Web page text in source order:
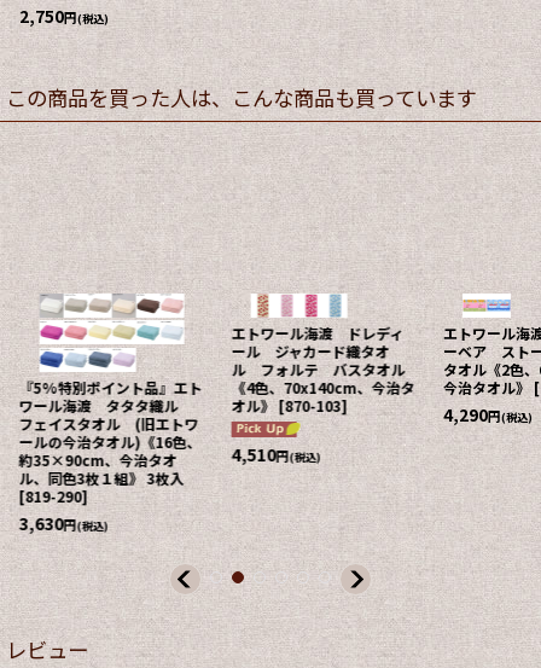
2,750円(税込)
この商品を買った人は、こんな商品も買っています
『5%特別ポイント品』エト
ワール海渡 タタタ織ル
フェイスタオル (旧エトワ
ールの今治タオル)《16色、
約35×90cm、今治タオ
ル、同色3枚１組》 3枚入
[819-290]
3,630円(税込)
エトワール海渡 ドレディ
ール ジャカード織タオ
ル フォルテ バスタオル
《4色、70x140cm、今治タ
オル》 [870-103]
4,510円(税込)
エトワール海
ーベア スト
タオル《2色
今治タオル》 [
4,290円(税込)
レビュー